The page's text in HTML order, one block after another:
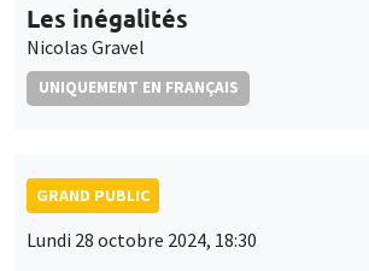
Les inégalités
Nicolas Gravel
UNIQUEMENT EN FRANÇAIS
GRAND PUBLIC
Lundi 28 octobre 2024, 18:30